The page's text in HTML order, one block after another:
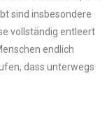
sind insbesondere
vollständig entleert
endlich
dass unterwegs